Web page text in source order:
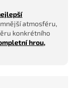
atmosféru,
konkrétního
hrou,